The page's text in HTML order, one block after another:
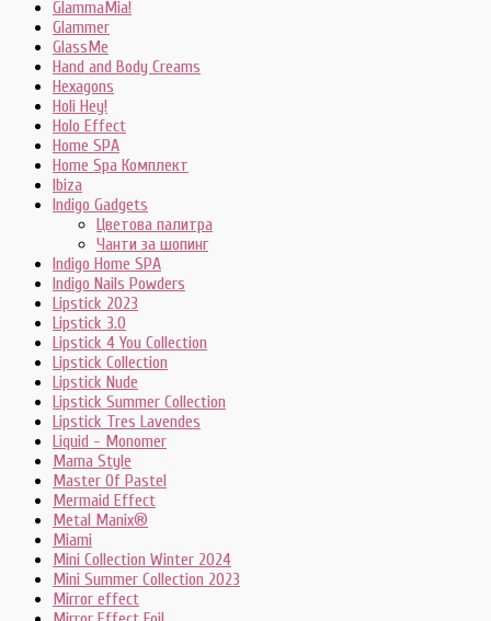
GlammaMia!
Glammer
GlassMe
Hand and Body Creams
Hexagons
Holi Hey!
Holo Effect
Home SPA
Home Spa Комплект
Ibiza
Indigo Gadgets
Цветова палитра
Чанти за шопинг
Indigo Home SPA
Indigo Nails Powders
Lipstick 2023
Lipstick 3.0
Lipstick 4 You Collection
Lipstick Collection
Lipstick Nude
Lipstick Summer Collection
Lipstick Tres Lavendes
Liquid - Monomer
Mama Style
Master Of Pastel
Mermaid Effect
Metal Manix®
Miami
Mini Collection Winter 2024
Mini Summer Collection 2023
Mirror effect